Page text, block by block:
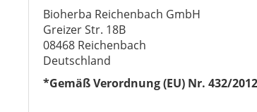
Bioherba Reichenbach GmbH
Greizer Str. 18B
08468 Reichenbach
Deutschland
*Gemäß Verordnung (EU) Nr. 432/